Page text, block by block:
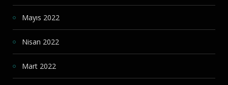
Mayıs 2022
Nisan 2022
Mart 2022